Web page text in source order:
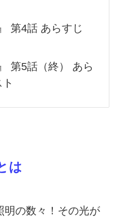
第4話 あらすじ
第5話（終） あら
は
明の数々！その光が